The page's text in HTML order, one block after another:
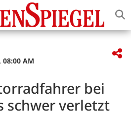
08:00 AM
bei
schwer verletzt